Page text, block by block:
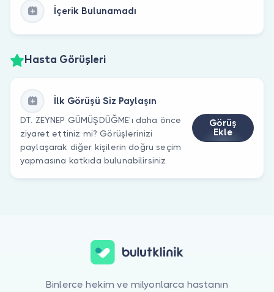
İçerik Bulunamadı
Hasta Görüşleri
İlk Görüşü Siz Paylaşın
DT. ZEYNEP GÜMÜŞDÜĞME’ı daha önce
ziyaret ettiniz mi? Görüşlerinizi
paylaşarak diğer kişilerin doğru seçim
yapmasına katkıda bulunabilirsiniz.
Görüş
Ekle
Binlerce hekim ve milyonlarca hastanın